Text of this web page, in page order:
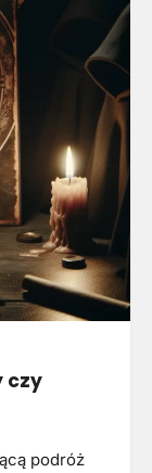
czy
podróż